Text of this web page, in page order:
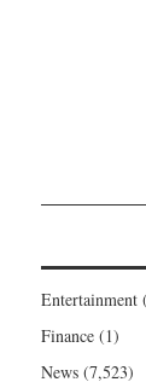
Entertainment
Finance (1)
News (7,523)